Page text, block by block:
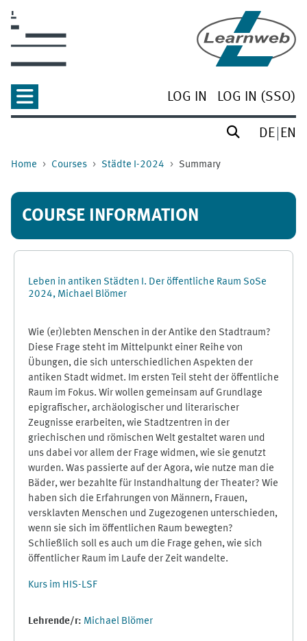
LOG IN LOG IN (SSO)
DE EN
Home Courses Städte I-2024 Summary
COURSE INFORMATION
Leben in antiken Städten I. Der öffentliche Raum SoSe
2024, Michael Blömer
Wie (er)lebten Menschen in der Antike den Stadtraum?
Diese Frage steht im Mittelpunkt einer Reihe von
Übungen, die sich unterschiedlichen Aspekten der
antiken Stadt widmet. Im ersten Teil steht der öffentliche
Raum im Fokus. Wir wollen gemeinsam auf Grundlage
epigrafischer, archäologischer und literarischer
Zeugnisse erarbeiten, wie Stadtzentren in der
griechischen und römischen Welt gestaltet waren und
uns dabei vor allem der Frage widmen, wie sie genutzt
wurden. Was passierte auf der Agora, wie nutze man die
Bäder, wer bezahlte für Instandhaltung der Theater? Wie
haben sich die Erfahrungen von Männern, Frauen,
versklavten Menschen und Zugezogenen unterschieden,
wenn sie sich im öffentlichen Raum bewegten?
Schließlich soll es auch um die Frage gehen, wie sich
öffentlicher Raum im Laufe der Zeit wandelte.
Kurs im HIS-LSF
Lehrende/r: Michael Blömer